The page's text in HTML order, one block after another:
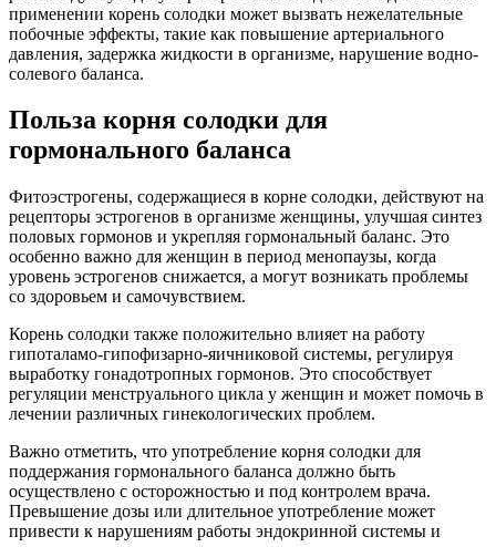
применении корень солодки может вызвать нежелательные
побочные эффекты, такие как повышение артериального
давления, задержка жидкости в организме, нарушение водно-
солевого баланса.
Польза корня солодки для
гормонального баланса
Фитоэстрогены, содержащиеся в корне солодки, действуют на
рецепторы эстрогенов в организме женщины, улучшая синтез
половых гормонов и укрепляя гормональный баланс. Это
особенно важно для женщин в период менопаузы, когда
уровень эстрогенов снижается, а могут возникать проблемы
со здоровьем и самочувствием.
Корень солодки также положительно влияет на работу
гипоталамо-гипофизарно-яичниковой системы, регулируя
выработку гонадотропных гормонов. Это способствует
регуляции менструального цикла у женщин и может помочь в
лечении различных гинекологических проблем.
Важно отметить, что употребление корня солодки для
поддержания гормонального баланса должно быть
осуществлено с осторожностью и под контролем врача.
Превышение дозы или длительное употребление может
привести к нарушениям работы эндокринной системы и